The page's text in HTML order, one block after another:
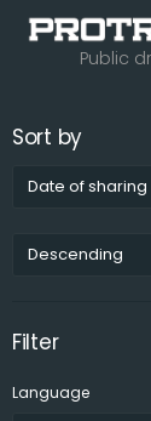
Public
Sort by
Date of sharing
Descending
Filter
Language